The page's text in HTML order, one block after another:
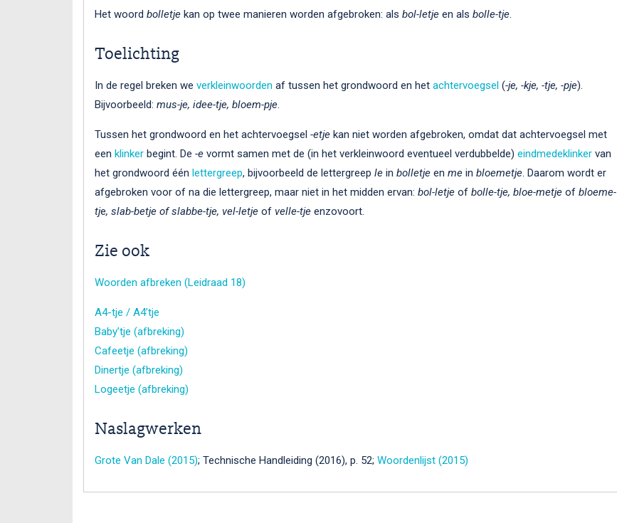
Het woord bolletje kan op twee manieren worden afgebroken: als bol-letje en als bolle-tje.
Toelichting
In de regel breken we verkleinwoorden af tussen het grondwoord en het achtervoegsel (-je, -kje, -tje, -pje).
Bijvoorbeeld: mus-je, idee-tje, bloem-pje.
Tussen het grondwoord en het achtervoegsel -etje kan niet worden afgebroken, omdat dat achtervoegsel met
een klinker begint. De -e vormt samen met de (in het verkleinwoord eventueel verdubbelde) eindmedeklinker van
het grondwoord één lettergreep, bijvoorbeeld de lettergreep le in bolletje en me in bloemetje. Daarom wordt er
afgebroken voor of na die lettergreep, maar niet in het midden ervan: bol-letje of bolle-tje, bloe-metje of bloeme-
tje, slab-betje of slabbe-tje, vel-letje of velle-tje enzovoort.
Zie ook
Woorden afbreken (Leidraad 18)
A4-tje / A4’tje
Baby’tje (afbreking)
Cafeetje (afbreking)
Dinertje (afbreking)
Logeetje (afbreking)
Naslagwerken
Grote Van Dale (2015); Technische Handleiding (2016), p. 52; Woordenlijst (2015)